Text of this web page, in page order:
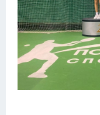
Много картинок...
Футбол
Баскетбол
Хоккей